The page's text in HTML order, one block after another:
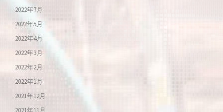
2022年7月
2022年5月
2022年4月
2022年3月
2022年2月
2022年1月
2021年12月
2021年11月